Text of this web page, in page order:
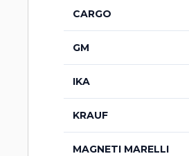
CARGO
GM
IKA
KRAUF
MAGNETI MARELLI